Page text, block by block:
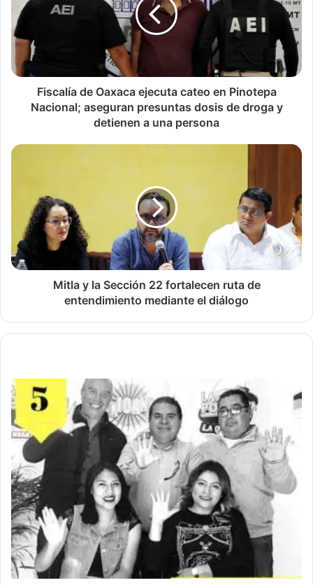
Fiscalía de Oaxaca ejecuta cateo en Pinotepa
Nacional; aseguran presuntas dosis de droga y
detienen a una persona
Mitla y la Sección 22 fortalecen ruta de
entendimiento mediante el diálogo